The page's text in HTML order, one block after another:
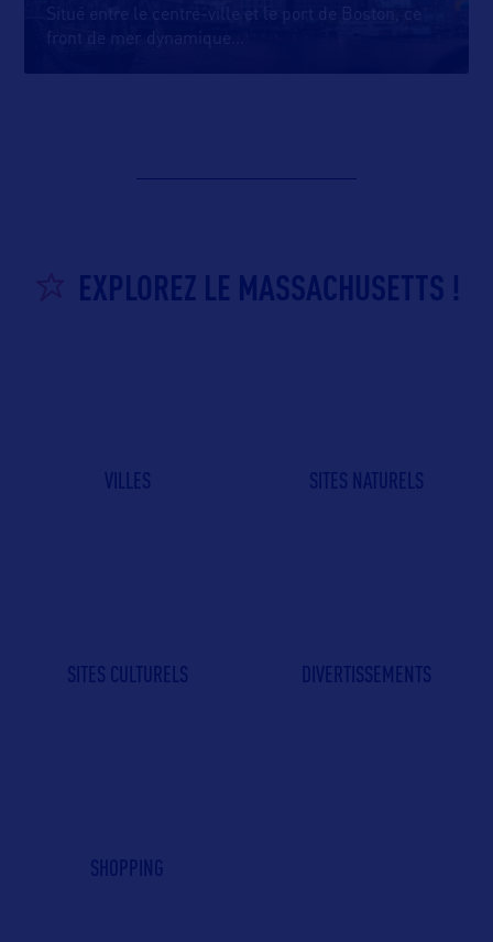
front de mer dynamique
EXPLOREZ LE MASSACHUSETTS !
VILLES SITES NATURELS
SITES CULTURELS DIVERTISSEMENTS
SHOPPING